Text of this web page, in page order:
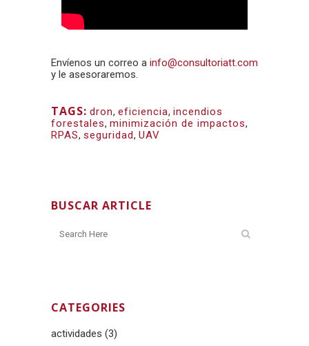
Envíenos un correo a info@consultoriatt.com
y le asesoraremos.
TAGS: dron, eficiencia, incendios
forestales, minimización de impactos,
RPAS, seguridad, UAV
BUSCAR ARTICLE
CATEGORIES
actividades (3)